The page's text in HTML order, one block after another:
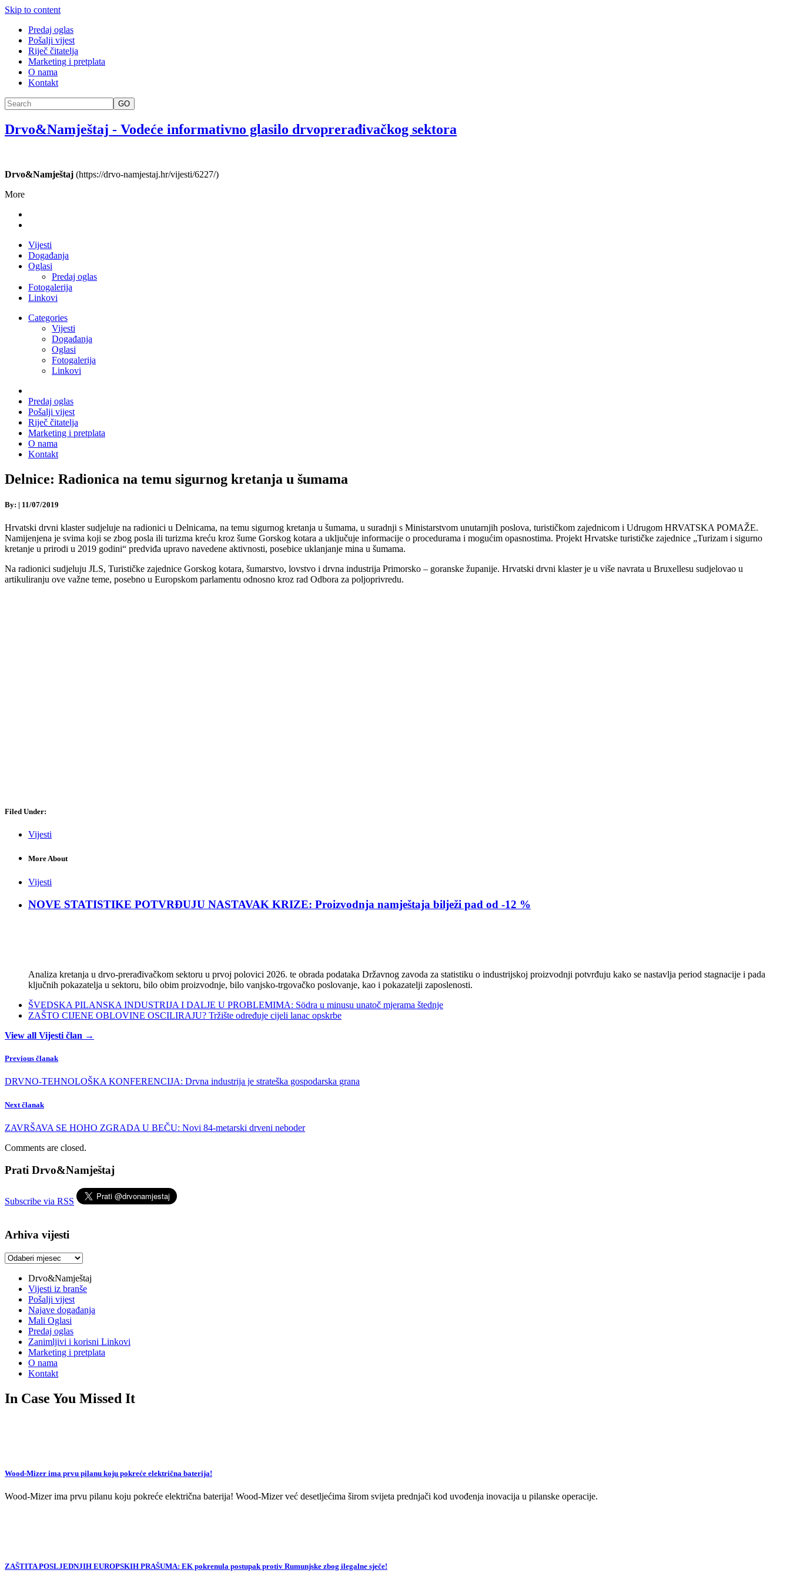
Skip to content
Predaj oglas
Pošalji vijest
Riječ čitatelja
Marketing i pretplata
O nama
Kontakt
GO
Drvo&Namještaj - Vodeće informativno glasilo drvoprerađivačkog sektora
Drvo&Namještaj (https://drvo-namjestaj.hr/vijesti/6227/)
More
Vijesti
Događanja
Oglasi
Predaj oglas
Fotogalerija
Linkovi
Categories
Vijesti
Događanja
Oglasi
Fotogalerija
Linkovi
Predaj oglas
Pošalji vijest
Riječ čitatelja
Marketing i pretplata
O nama
Kontakt
Delnice: Radionica na temu sigurnog kretanja u šumama
By: | 11/07/2019
Hrvatski drvni klaster sudjeluje na radionici u Delnicama, na temu sigurnog kretanja u šumama, u suradnji s Ministarstvom unutarnjih poslova, turističkom zajednicom i Udrugom HRVATSKA POMAŽE.
Namijenjena je svima koji se zbog posla ili turizma kreću kroz šume Gorskog kotara a uključuje informacije o procedurama i mogućim opasnostima. Projekt Hrvatske turističke zajednice „Turizam i sigurno
kretanje u prirodi u 2019 godini“ predviđa upravo navedene aktivnosti, posebice uklanjanje mina u šumama.
Na radionici sudjeluju JLS, Turističke zajednice Gorskog kotara, šumarstvo, lovstvo i drvna industrija Primorsko – goranske županije. Hrvatski drvni klaster je u više navrata u Bruxellesu sudjelovao u
artikuliranju ove važne teme, posebno u Europskom parlamentu odnosno kroz rad Odbora za poljoprivredu.
Filed Under:
Vijesti
More About
Vijesti
NOVE STATISTIKE POTVRĐUJU NASTAVAK KRIZE: Proizvodnja namještaja bilježi pad od -12 %
Analiza kretanja u drvo-prerađivačkom sektoru u prvoj polovici 2026. te obrada podataka Državnog zavoda za statistiku o industrijskoj proizvodnji potvrđuju kako se nastavlja period stagnacije i pada
ključnih pokazatelja u sektoru, bilo obim proizvodnje, bilo vanjsko-trgovačko poslovanje, kao i pokazatelji zaposlenosti.
ŠVEDSKA PILANSKA INDUSTRIJA I DALJE U PROBLEMIMA: Södra u minusu unatoč mjerama štednje
ZAŠTO CIJENE OBLOVINE OSCILIRAJU? Tržište određuje cijeli lanac opskrbe
View all Vijesti član →
Previous članak
DRVNO-TEHNOLOŠKA KONFERENCIJA: Drvna industrija je strateška gospodarska grana
Next članak
ZAVRŠAVA SE HOHO ZGRADA U BEČU: Novi 84-metarski drveni neboder
Comments are closed.
Prati Drvo&Namještaj
Subscribe via RSS
Arhiva vijesti
Arhiva
Drvo&Namještaj
Vijesti iz branše
Pošalji vijest
Najave događanja
Mali Oglasi
Predaj oglas
Zanimljivi i korisni Linkovi
Marketing i pretplata
O nama
Kontakt
In Case You Missed It
Wood-Mizer ima prvu pilanu koju pokreće električna baterija!
Wood-Mizer ima prvu pilanu koju pokreće električna baterija! Wood-Mizer već desetljećima širom svijeta prednjači kod uvođenja inovacija u pilanske operacije.
ZAŠTITA POSLJEDNJIH EUROPSKIH PRAŠUMA: EK pokrenula postupak protiv Rumunjske zbog ilegalne sječe!